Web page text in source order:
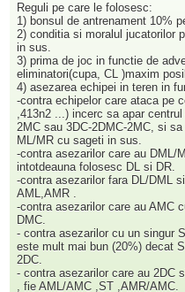
Reguli pe care le folosesc:
1) bonsul de antrenament 10%
2) conditia si moralul jucatorilor
in sus.
3) prima de joc in functie de
eliminatori(cupa, CL )maxim
4) asezarea echipei in teren in
-contra echipelor care ataca pe
,413n2 ...) incerc sa apar
2MC sau 3DC-2DMC-2MC, si
ML/MR cu sageti in sus.
-contra asezarilor care au DML/
intotdeauna folosesc DL si DR.
-contra asezarilor fara DL/DML
AML,AMR .
-contra asezarilor care au AMC
DMC.
- contra asezarilor cu un singur
este mult mai bun (20%) decat
2DC.
- contra asezarilor care au 2DC
, fie AML/AMC ,ST ,AMR/AMC.